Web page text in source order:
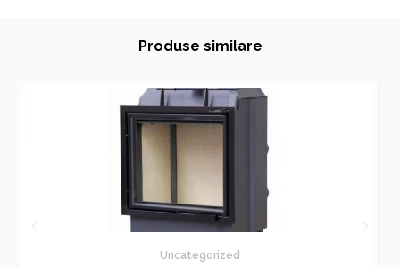
Produse similare
Uncategorized